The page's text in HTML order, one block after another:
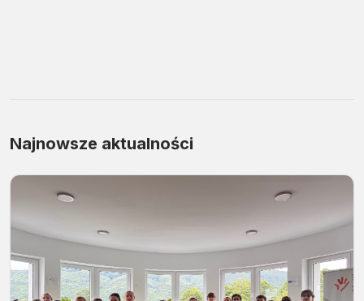
Najnowsze aktualności